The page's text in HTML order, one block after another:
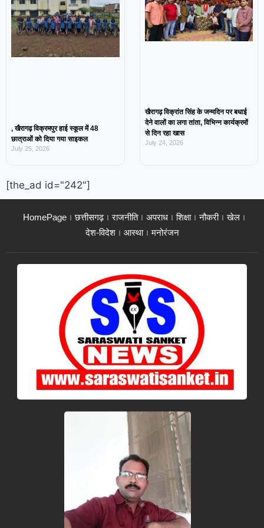
, खैरागढ़ विक्रमपुर हाई स्कूल में 48
छात्राओं को दिया गया साइकल
July 25, 2026
खैरागढ़ विक्रांत सिंह के जन्मदिन पर बधाई
देने वालों का लगा तांता, विभिन्न कार्यक्रमों
से दिन रहा खास
July 24, 2026
[the_ad id="242"]
HomePage छत्तीसगढ़ राजनीति अपराध शिक्षा नौकरी
खेल
देश-विदेश
आस्था मनोरंजन